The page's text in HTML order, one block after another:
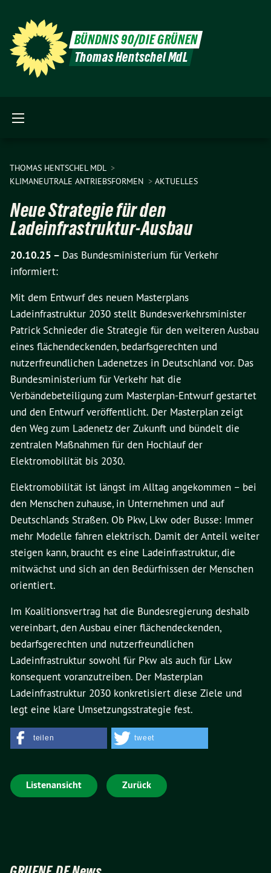
BÜNDNIS 90/DIE GRÜNEN
Thomas Hentschel MdL
THOMAS HENTSCHEL MDL
KLIMANEUTRALE ANTRIEBSFORMEN
AKTUELLES
Neue Strategie für den
Ladeinfrastruktur-Ausbau
20.10.25 – Das Bundesministerium für Verkehr
informiert:
Mit dem Entwurf des neuen Masterplans
Ladeinfrastruktur 2030 stellt Bundesverkehrsminister
Patrick Schnieder die Strategie für den weiteren Ausbau
eines flächendeckenden, bedarfsgerechten und
nutzerfreundlichen Ladenetzes in Deutschland vor. Das
Bundesministerium für Verkehr hat die
Verbändebeteiligung zum Masterplan-Entwurf gestartet
und den Entwurf veröffentlicht. Der Masterplan zeigt
den Weg zum Ladenetz der Zukunft und bündelt die
zentralen Maßnahmen für den Hochlauf der
Elektromobilität bis 2030.
Elektromobilität ist längst im Alltag angekommen – bei
den Menschen zuhause, in Unternehmen und auf
Deutschlands Straßen. Ob Pkw, Lkw oder Busse: Immer
mehr Modelle fahren elektrisch. Damit der Anteil weiter
steigen kann, braucht es eine Ladeinfrastruktur, die
mitwächst und sich an den Bedürfnissen der Menschen
orientiert.
Im Koalitionsvertrag hat die Bundesregierung deshalb
vereinbart, den Ausbau einer flächendeckenden,
bedarfsgerechten und nutzerfreundlichen
Ladeinfrastruktur sowohl für Pkw als auch für Lkw
konsequent voranzutreiben. Der Masterplan
Ladeinfrastruktur 2030 konkretisiert diese Ziele und
legt eine klare Umsetzungsstrategie fest.
teilen tweet
Listenansicht Zurück